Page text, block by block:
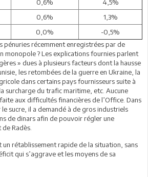
0,6%
4,5%
0,6%
1,3%
0,0%
-0,5%
pénuries récemment enregistrées par de
monopole ? Les explications fournies parlent
» dues à plusieurs facteurs dont la hausse
les retombées de la guerre en Ukraine, la
dans certains pays fournisseurs suite à
surcharge du trafic maritime, etc. Aucune
aux difficultés financières de l’Office. Dans
sucre, il a demandé à de gros industriels
de dinars afin de pouvoir régler une
Radès.
un rétablissement rapide de la situation, sans
qui s’aggrave et les moyens de sa